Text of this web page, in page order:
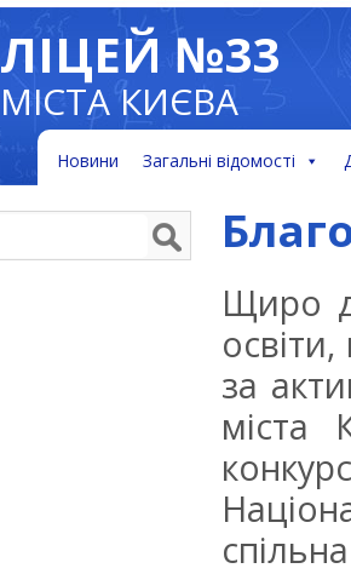
ЛІЦЕЙ №33
МІСТА КИЄВА
Новини Загальні відомості
Щиро
за
міста